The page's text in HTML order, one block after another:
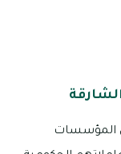
من المؤسسات